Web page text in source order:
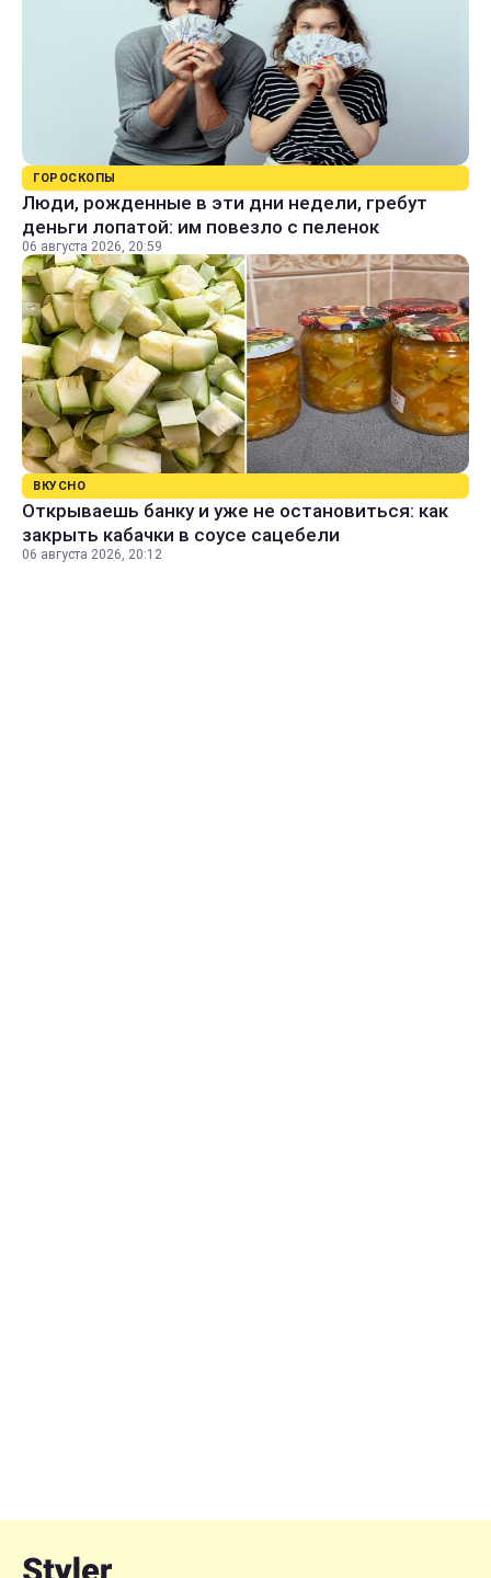
ГОРОСКОПЫ
Люди, рожденные в эти дни недели, гребут
деньги лопатой: им повезло с пеленок
06 августа 2026, 20:59
ВКУСНО
Открываешь банку и уже не остановиться: как
закрыть кабачки в соусе сацебели
06 августа 2026, 20:12